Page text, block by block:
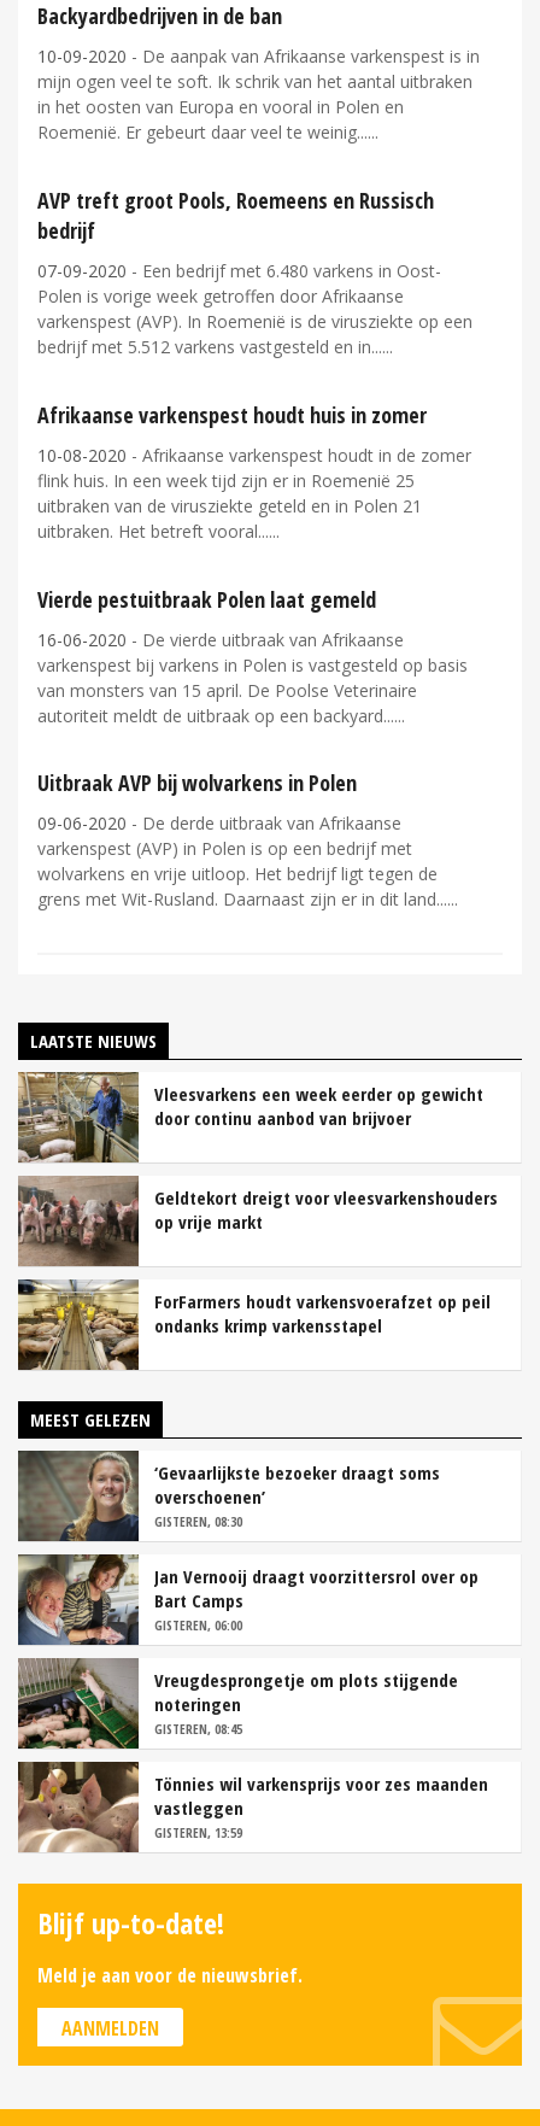
Backyardbedrijven in de ban
10-09-2020 - De aanpak van Afrikaanse varkenspest is in
mijn ogen veel te soft. Ik schrik van het aantal uitbraken
in het oosten van Europa en vooral in Polen en
Roemenië. Er gebeurt daar veel te weinig...
AVP treft groot Pools, Roemeens en Russisch
bedrijf
07-09-2020 - Een bedrijf met 6.480 varkens in Oost-
Polen is vorige week getroffen door Afrikaanse
varkenspest (AVP). In Roemenië is de virusziekte op een
bedrijf met 5.512 varkens vastgesteld en in...
Afrikaanse varkenspest houdt huis in zomer
10-08-2020 - Afrikaanse varkenspest houdt in de zomer
flink huis. In een week tijd zijn er in Roemenië 25
uitbraken van de virusziekte geteld en in Polen 21
uitbraken. Het betreft vooral...
Vierde pestuitbraak Polen laat gemeld
16-06-2020 - De vierde uitbraak van Afrikaanse
varkenspest bij varkens in Polen is vastgesteld op basis
van monsters van 15 april. De Poolse Veterinaire
autoriteit meldt de uitbraak op een backyard...
Uitbraak AVP bij wolvarkens in Polen
09-06-2020 - De derde uitbraak van Afrikaanse
varkenspest (AVP) in Polen is op een bedrijf met
wolvarkens en vrije uitloop. Het bedrijf ligt tegen de
grens met Wit-Rusland. Daarnaast zijn er in dit land...
LAATSTE NIEUWS
Vleesvarkens een week eerder op gewicht
door continu aanbod van brijvoer
Geldtekort dreigt voor vleesvarkenshouders
op vrije markt
ForFarmers houdt varkensvoerafzet op peil
ondanks krimp varkensstapel
MEEST GELEZEN
‘Gevaarlijkste bezoeker draagt soms
overschoenen’
GISTEREN, 08:30
Jan Vernooij draagt voorzittersrol over op
Bart Camps
GISTEREN, 06:00
Vreugdesprongetje om plots stijgende
noteringen
GISTEREN, 08:45
Tönnies wil varkensprijs voor zes maanden
vastleggen
GISTEREN, 13:59
Blijf up-to-date!
Meld je aan voor de nieuwsbrief.
AANMELDEN